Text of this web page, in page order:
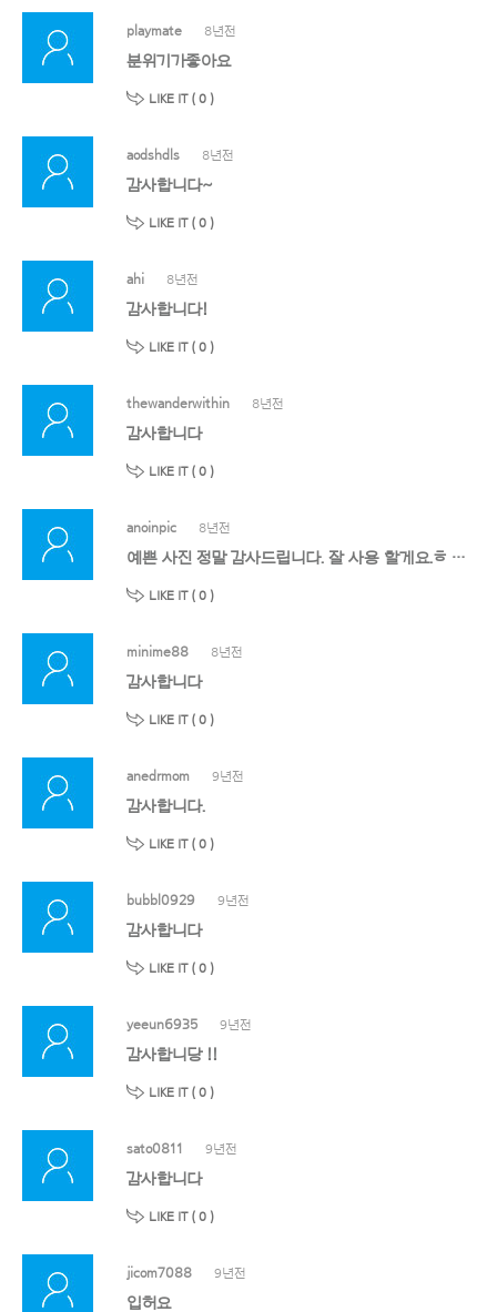
playmate 8년전
분위기가좋아요
LIKE IT ( 0 )
aodshdls 8년전
감사합니다~
LIKE IT ( 0 )
ahi 8년전
감사합니다!
LIKE IT ( 0 )
thewanderwithin 8년전
감사합니다
LIKE IT ( 0 )
anoinpic 8년전
예쁜 사진 정말 감사드립니다. 잘 사용 할게요.ㅎ 감사드립니다.
LIKE IT ( 0 )
minime88 8년전
감사합니다
LIKE IT ( 0 )
anedrmom 9년전
감사합니다.
LIKE IT ( 0 )
bubbl0929 9년전
감사합니다
LIKE IT ( 0 )
yeeun6935 9년전
감사합니당 !!
LIKE IT ( 0 )
sato0811 9년전
감사합니다
LIKE IT ( 0 )
jicom7088 9년전
입허요